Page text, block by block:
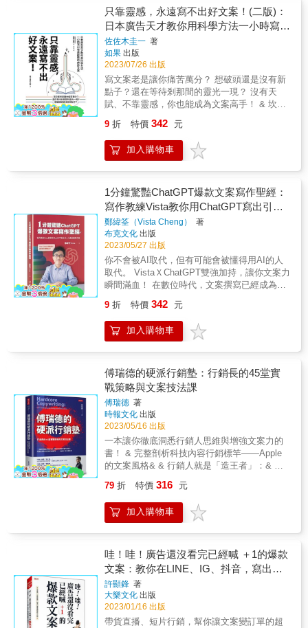
來？ & 好評推薦 & 最強教學力名師、20年活動
籌備經驗講師／蔡淇華 好感度教練／維琪 &
「本書分享了許多祕訣，讓你能夠將乏味的活
動化作令人終生難忘的時刻，讓你在今日的嘈
雜世界中脫穎而出。」──傑西．科爾（Jesse
Cole），薩凡納香蕉棒球隊（Savannah
Bananas）老闆 & 「菲爾終於（在這本著作
中）提供了我以及世上數以千計的活動籌辦人
和主辦方這些妙招。如今，無論我是否在場，
我的團隊都能打造出深刻的體驗。所以你也辦
時報》暢銷書《維金飲食》（The Virgin Diet）
作者，醫療專業社群Mindshare Summit創辦人
& 「任何人都能辦活動，但只有厲害的人，才
（Michael Port），《紐約時報》暢銷書《獨領
風騷》（Steal the Show）作者 & 「無論是現
場直播的Zoom會議、團隊的小型靜修、大型商
業會議、甚至籌辦你的下一次生日派對，本書
都必列在參考書單的首位。」──查琳．強森
（Chalene Johnson），《紐約時報》暢銷書
《推動》（Push）作者，《查琳秀》（The
Chalene Show）主持人 & 「我參加過一千場以
至今都記得一清二楚。」──傑．貝爾（Jay
Baer），名人堂專題演講人，《觸發談話》
（Talk Triggers）共同作者 & 「行銷人員只有
請把這本書當作活動成功的必讀指南！」──馬
克．薛佛（Mark Schaefer），《叛逆行銷》
（Marketing Rebellion）作者 & 「這就是我一
直在等的書！本書是市場的及時雨，我正需要
它來規畫我的下一次難忘體驗。」──西格倫．
古瓊斯多蒂爾（Sigrun Gudjonsdottir），暢銷
書《啟動你的線上事業》（Kickstart Your
Online Business）作者，事業教練，TEDx演
講人 & 「從計算感官刺激和空間行為學，到安
排演講人休息室，本書包含所有你以為自己不
的觀察、危機管理，以及嚴謹的指示，絕對配
得上它的書名。」──米莉．羅德里格斯（Miri
（Walt Disney），比任何人都了解體驗的魔
力。菲爾則做了一件了不起的事情：提供具體
實用的建議，讓任何人都能將活動化為引人入
勝、難忘的體驗！」──鄧肯．沃德爾（Duncan
Wardle），iD8 Studios創辦人 & 「菲爾．默尚
將數十年的活動規畫經驗，全塞進了這本必備
消費者一眼就注意到你。 ◎進入消費者的心靈
才能有效溝通 在市場中，我們最需要知道的真
相就是：消費者內心到底在想什麼？ 由於資訊
過多，許多時候消費者會變得視而不聽、聽而
不理，因此現在有許多人大談創意，以為要想
在擁擠的市場中脫穎而出就一定要變出一些新
花樣。這種做法很辛苦，也很有風險，因為你
的創意未必能被消費者接受。請記得：創意本
身是毫無價值的，唯有在正確的定位目標和策
略之下，創意才能真正有所貢獻。所以，定位
的基本方法並不在於發明新奇的點子，而是要
你去掌握消費者的內心世界，並且試圖和你自
己的世界相結合。在理解過後，抓準適當的時
你的未來 定位決定了你的產品高度及發展方
向； 決定了你在產品行銷管理上的4P策略；
也決定了你的產品在消費者心中的地位； 更重
要的是，它同時也決定了你個人生涯的成敗。
本書提出了許多成功和失敗的案例，其中不乏
大家耳熟能詳的知名企業，諸如可口可樂、
IBM、福斯汽車、舒潔面紙等；從他們的經驗
中，你將了解到在各種時機和狀況之下，該如
何才能成功的定位。除了產品，人也要善用定
位理論，在人生座標中，為自己確立成功的方
位！ 打開本書，你會看到作者針對不同產品、
公司、產業分別提出相應的定位方式；另外也
進一步闡釋：天主教會、滑雪勝地、小島，甚
至是國家以及你自己，都各自有適用的定位行
銷法！善用本書提出的指導方針，就能為形
象、品牌、發展性與知名度找到新的出路。正
因為眾聲喧嘩，精準定位才是二十一世紀最理
想的行銷妙法。 &
／路隊長 「郁棠在書中引用了大量的實證案例
來說明四個步驟中的技巧運用與成效，這是我
認為書中極具價值的部分。」──《高勝算的本
事》作者、鉑澈行銷顧問策略長／劉奕酉 「學
會寫文案，不是為了吹噓產品有多厲害，而是
為了別讓自己的才華受盡委屈。」──《Life不
下課》Podcast節目主持人／歐陽立中 &
就夠了！ 川上徹也指出，市場上同類型的商品
百百種，只銷售商品很容易被忽略錯過。因
此，得活用有渲染力的文字，為產品或服務命
名、發想標語、撰寫廣告詞，讓顧客覺得這跟
自己有關，於是爽快買單。 【實例】日本青森
蘋果受颱風摧殘，被顧客嫌品質差，該怎麼賣
呢？ 颱風重創日本青森，造成90%的蘋果園損
失慘重，連倖存枝頭的蘋果都略為受傷。農家
發揮創意，將沒被吹落的蘋果取名為「不落的
蘋果」，放入印有「合格」字樣的盒子，在全
吉祥物」，即使每顆售價1千日圓，也瞬間銷售
一空。 【實例】美國亨氏番茄醬被競爭者攻擊
弱點，該如何反擊？ 亨氏番茄醬擁有最大市占
的缺點猛攻。亨氏面臨顧客流失的危機，提出
「亨氏蕃茄醬又濃又香，所以不容易從瓶中倒
出來」這句話當作概念，最後成功奪回市場。
另外，書中還網羅其他案例，像是豐田汽車、
哈根達斯冰淇淋、紅牛能量飲料、華歌爾內
衣、雷神巧克力、比利健身DVD、SMOCA潔牙
粉&hellip;&hellip;。 ★★一句話到底該說什
麼？如何說？大師公開實用秘訣！ 好文案能喚
要創造出這樣的一句話，得發掘能讓顧客產生
共鳴的文字，並簡單精確地表達出來。因此，
川上徹也提供5個「說什麼」的方法、10個「如
何說」的技巧，讓你銷售商品與服務、推動企
劃活動等，都能引爆熱賣又長銷，搶攻市占
率！ ◎要「說什麼」？用5Ｗ方法讓對方產生
共鳴 【方法】提示好處是什麼 案例：戴森為了
凸顯自家吸塵器與他牌的最大差異，在文案宣
稱「戴森，是唯一吸力永不減弱的吸塵器」。
其中「吸力永不減弱」與「不依賴集塵紙袋」
的功能利益，讓產品狂銷至今。 【方法】刺激
身心的欲望 案例：AXE男性香體噴霧的文案訴
求「體香，是男人的武器」，告訴顧客使用後
就能變身萬人迷。於是，登陸日本幾個月，便
躍升男性香水市場的領導品牌。 【方法】煽動
不安再給解方 案例：Orabrus宣傳影片的開頭
文案「得知你是否有口臭的方法」，讓人意識
到舌頭上的細菌會引發口臭。結果，舌苔刷從8
巧】鎖定說話對象 案例：美國可爾姿健身中心
以「女性限定」為營運核心，提出「3M」（男
性止步、不化妝、沒有鏡子）文案，連教練都
是女性。這讓公司在10年內擁有1,543個據點，
會員人數高達66萬人。 【技巧】讓文字具有誇
張效果 案例：「VEGETEJIYA菜豚屋」的餐點
只靠靈感，永遠寫不出好文案！(二版)：
日本廣告天才教你用科學方法一小時寫出
完美勸敗的絕妙文案
佐佐木圭一 著
如果 出版
2023/07/26 出版
寫文案老是讓你痛苦萬分？ 想破頭還是沒有新
點子？還在等待剎那間的靈光一現？ 沒有天
賦、不靠靈感，你也能成為文案高手！ & 坎城
交椅的佐佐木圭一， 首度公開文案創作的八個
方法，徹底剖析文案寫作祕方，搭配經典案例
解說， 讓你一看就通，一學就會，立即上手寫
師累積十八年的真傳！ & ◎一眨眼間就能完成
的「驚喜法」 ‧30分鐘學會腳踏車 &rarr; 哇～短
短30分鐘就能學會騎腳踏車！ ‧我要成為海賊王
&rarr; 我要成為海賊王!!!!!! & ◎歷史名人最愛
用、牽動人心的「對比法」 ‧孫正義：「不是我
的髮際線在後退，而是我一直在前進。」 ‧賈伯
斯：「與其加入海軍，當海盜還比較有趣。」
& ◎創造感動、訊息直抵人心的「赤裸裸法」 ‧
好好吃 &rarr; 好吃到起雞皮疙瘩、腦中一片空
白。 ‧令人感動的提案 &rarr; 看了這個提案，我
用，就能提高銷售量的「頂尖法」 ‧鹽酥雞
&rarr; 台灣第一家鹽酥雞 ‧很想上的課 &rarr; 世
界上最想要上的課 & 【日常生活中，把「No」
力，不僅能讓你的文案充滿渲染力，也能提高
別人對你說「Yes」的機率！ & ‧對沒效的人最
有效的「趨吉避凶法」 & 「請勿觸摸展品」
&rarr; 「展品表面塗有藥劑，請勿觸摸」 & ‧讓
人忍不住做出選擇的「任君選擇法」 & 「要來
個甜點嗎？」 &rarr; 「芒果布丁和抹茶冰淇
淋，請問你要哪一個呢？」 & ‧最基本但效果最
強的「投其所好法」 「不好意思，這件襯衫只
只剩最後一件囉！」 & 人生有九成的事，你都
術、寫文案也不是靠天賦， 最簡單又有效的方
法就在本書中，一次搞定你人生煩惱的大小
事！ & 日本頂尖廣告大師告訴你，寫文案不是
靠靈感，而是靠方法！ 掌握正確方法，就能寫
出讓人忘都忘不掉的洗腦金句， 從今天開始，
跟絞盡腦汁也寫不出文案的你說再見 & ※附贈
表達力祕方MEMO，可以剪下來放在你的萬用
手冊中，讓你隨身攜帶、隨時可用！ &
9 折 特價 342 元
加入購物車
1分鐘驚豔ChatGPT爆款文案寫作聖經：
寫作教練Vista教你用ChatGPT寫出引人
入勝的銷售文案
鄭緯筌（Vista Cheng）
著
布克文化 出版
2023/05/27 出版
你不會被AI取代，但有可能會被懂得用AI的人
取代。 VistaＸChatGPT雙強加持，讓你文案力
瞬間滿血！ 在數位時代，文案撰寫已經成為各
勝、動人心弦的文案，卻是一門不易掌握的藝
術。 直到現在，ChatGPT將帶給您將一分鐘的
時間轉化為驚豔的文字表達。 本書從實戰出
餘作家還是一名專業寫手， 本書都將幫助您在
短短的一分鐘內寫出爆款文案， 讓您的讀者心
動不已，回味無窮。 (以上文案由ChatGPT生
成) 讓寫作教練Vista教你用ChatGPT寫商品文
案、電子郵件、履歷表和銷售網頁，並且擬定
寫作策略、分析寫作風格！ ★ 本書特色： 1.以
ChatGPT、Notion AI等AI工具為主要教學內
容，著重於實際應用：重點介紹ChatGPT、
Notion AI等常見的AI寫作工具，並通過實際案
例和練習，讓讀者能夠掌握如何運用這些工具
學習如何運用AI工具進行行銷：將融合內容行
銷概念，讓讀者了解如何運用AI工具來進行內
容行銷，從而提升內容的曝光率和轉換率。 3.
識：設計實踐練習環節，讓讀者能夠深入理解
所學知識，並且在實踐中熟練運用AI工具進行
寫作和內容行銷。 4.作者經驗豐富，能夠提供
具體案例與操作建議：鄭緯筌老師在內容行銷
領域有豐富的經驗，能夠提供具體的案例分享
和操作建議，幫助讀者更好的理解如何運用AI
9 折 特價 342 元
加入購物車
傅瑞德的硬派行銷塾：行銷長的45堂實
戰策略與文案技法課
傅瑞德 著
時報文化 出版
2023/05/16 出版
一本讓你徹底洞悉行銷人思維與增強文案力的
書！ & 完整剖析科技內容行銷標竿――Apple
的文案風格& & 行銷人就是「造王者」：& 在
功臣。& & 行銷人就是「媽媽桑」 ： 懂得聆
聽、提供期待，堅持原則與特色的大環境生存
者。& & 你知道所謂「行銷人的溫度」是什麼
你想知道什麼是Apple風格的內容行銷嗎？ 身
為行銷人，你想知道AI寫作能幫你做什麼嗎？
& 好文案的高層次原則： ◎共感 ◎說服 & 好
文案的影響力： ◎經得起考驗 ◎讓業主與顧客
互信 & 「如果你有志於行銷職涯、願意接受各
種挑戰，希望有朝一日能成為企業行銷長，那
79 折 特價 316 元
加入購物車
哇！哇！廣告還沒看完已經喊 ＋1的爆款
文案：教你在LINE、IG、抖音，寫出千
萬流量與銷售的54個技巧
許顯鋒 著
大樂文化 出版
2023/01/16 出版
帶貨直播、短片行銷，幫你讓文案變訂單的超